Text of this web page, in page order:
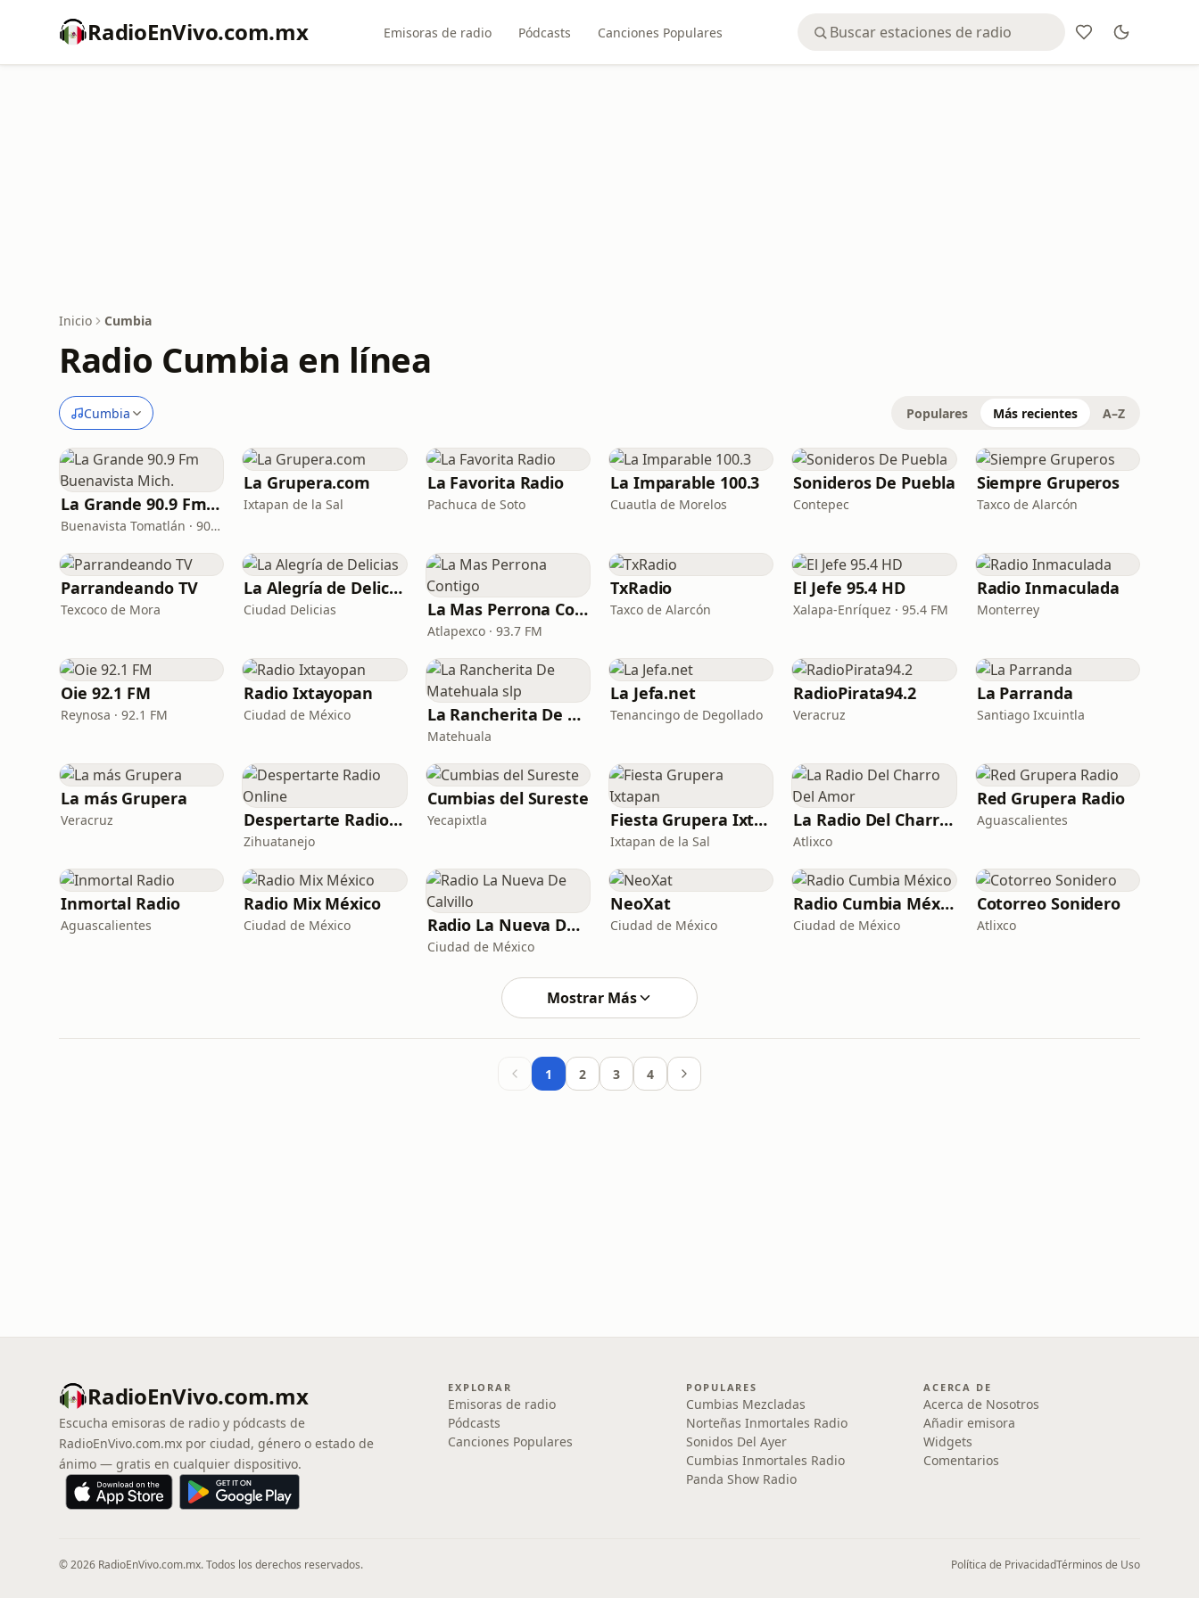
RadioEnVivo.com.mx Emisoras de radio Pódcasts Canciones Populares
Inicio Cumbia
Radio Cumbia en línea
Cumbia Populares Más recientes A–Z
La Grande 90.9 Fm Buenavista Mich.
Buenavista Tomatlán · 90.9 FM
La Grupera.com
Ixtapan de la Sal
La Favorita Radio
Pachuca de Soto
La Imparable 100.3
Cuautla de Morelos
Sonideros De Puebla
Contepec
Siempre Gruperos
Taxco de Alarcón
Parrandeando TV
Texcoco de Mora
La Alegría de Delicias
Ciudad Delicias La Mas Perrona Contigo
Atlapexco · 93.7 FM
TxRadio
Taxco de Alarcón
El Jefe 95.4 HD
Xalapa-Enríquez · 95.4 FM
Radio Inmaculada
Monterrey
Oie 92.1 FM
Reynosa · 92.1 FM
Radio Ixtayopan
Ciudad de México La Rancherita De Matehuala slp
Matehuala
La Jefa.net
Tenancingo de Degollado
RadioPirata94.2
Veracruz
La Parranda
Santiago Ixcuintla
La más Grupera
Veracruz Despertarte Radio Online
Zihuatanejo
Cumbias del Sureste
Yecapixtla Fiesta Grupera Ixtapan
Ixtapan de la Sal
La Radio Del Charro Del Amor
Atlixco
Red Grupera Radio
Aguascalientes
Inmortal Radio
Aguascalientes
Radio Mix México
Ciudad de México Radio La Nueva De Calvillo
Ciudad de México
NeoXat
Ciudad de México
Radio Cumbia México
Ciudad de México
Cotorreo Sonidero
Atlixco
Mostrar Más
1 2 3 4
RadioEnVivo.com.mx
Escucha emisoras de radio y pódcasts de
RadioEnVivo.com.mx por ciudad, género o estado de
ánimo — gratis en cualquier dispositivo.
EXPLORAR
Emisoras de radio
Pódcasts
Canciones Populares
POPULARES
Cumbias Mezcladas
Norteñas Inmortales Radio
Sonidos Del Ayer
Cumbias Inmortales Radio
Panda Show Radio
ACERCA DE
Acerca de Nosotros
Añadir emisora
Widgets
Comentarios
© 2026 RadioEnVivo.com.mx. Todos los derechos reservados. Política de PrivacidadTérminos de Uso